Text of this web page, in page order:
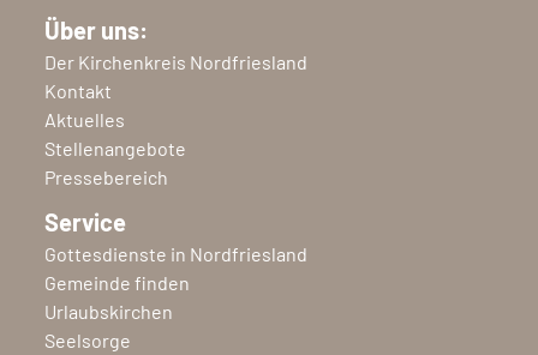
Über uns:
Der Kirchenkreis Nordfriesland
Kontakt
Aktuelles
Stellenangebote
Pressebereich
Service
Gottesdienste in Nordfriesland
Gemeinde finden
Urlaubskirchen
Seelsorge